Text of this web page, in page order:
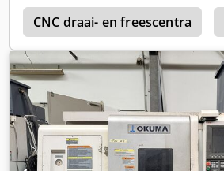
CNC draai- en freescentra